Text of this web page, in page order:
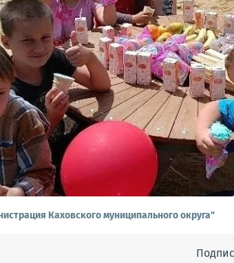
Каховского муниципального округа"